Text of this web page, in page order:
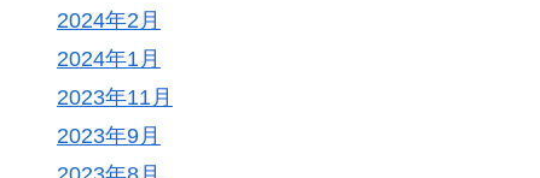
2024年2月
2024年1月
2023年11月
2023年9月